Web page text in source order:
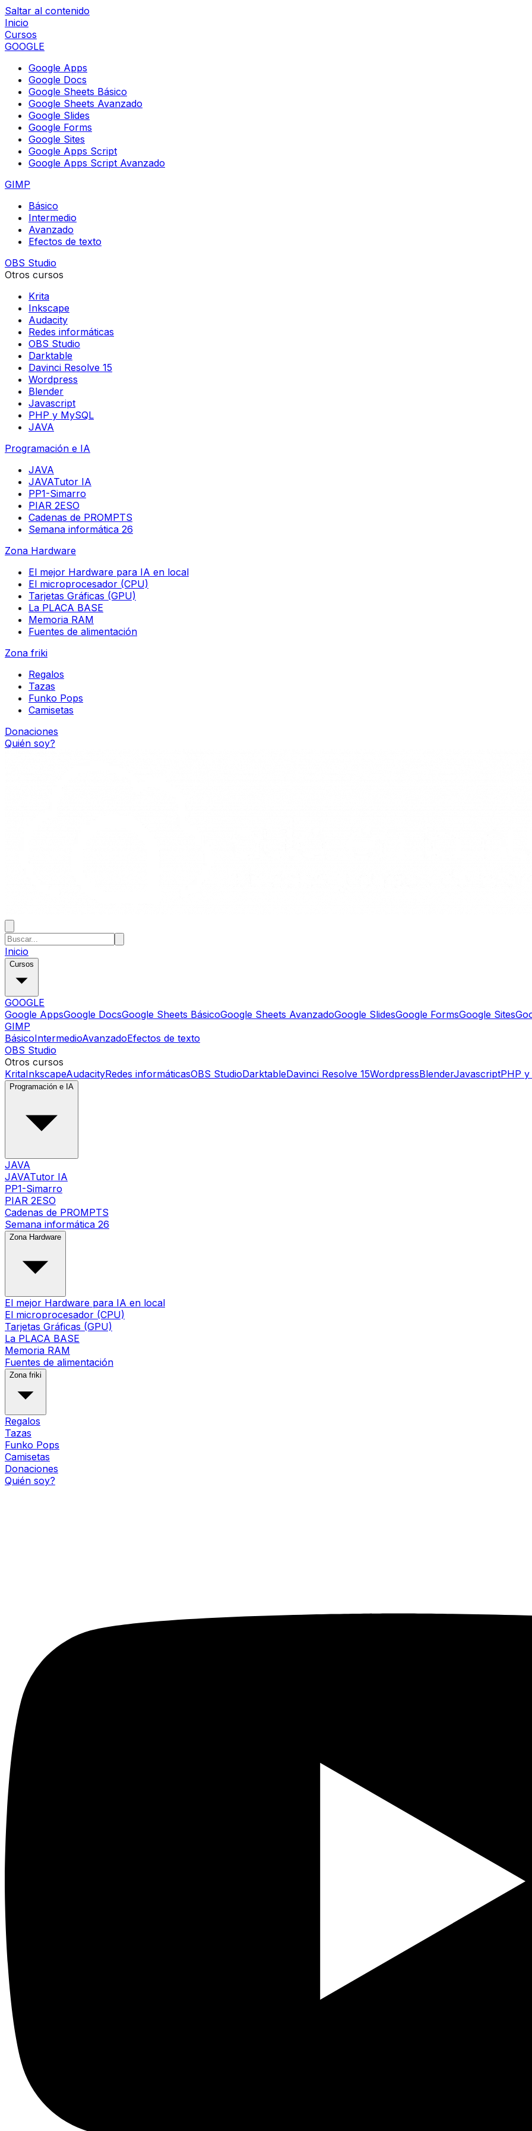
Saltar al contenido
Inicio
Cursos
GOOGLE
Google Apps
Google Docs
Google Sheets Básico
Google Sheets Avanzado
Google Slides
Google Forms
Google Sites
Google Apps Script
Google Apps Script Avanzado
GIMP
Básico
Intermedio
Avanzado
Efectos de texto
OBS Studio
Otros cursos
Krita
Inkscape
Audacity
Redes informáticas
OBS Studio
Darktable
Davinci Resolve 15
Wordpress
Blender
Javascript
PHP y MySQL
JAVA
Programación e IA
JAVA
JAVATutor IA
PP1-Simarro
PIAR 2ESO
Cadenas de PROMPTS
Semana informática 26
Zona Hardware
El mejor Hardware para IA en local
El microprocesador (CPU)
Tarjetas Gráficas (GPU)
La PLACA BASE
Memoria RAM
Fuentes de alimentación
Zona friki
Regalos
Tazas
Funko Pops
Camisetas
Donaciones
Quién soy?
Inicio
Cursos
GOOGLE
Google AppsGoogle DocsGoogle Sheets BásicoGoogle Sheets AvanzadoGoogle SlidesGoogle FormsGoogle Sites
GIMP
BásicoIntermedioAvanzadoEfectos de texto
OBS Studio
Otros cursos
KritaInkscapeAudacityRedes informáticasOBS StudioDarktableDavinci Resolve 15WordpressBlenderJavascriptPHP
Programación e IA
JAVA
JAVATutor IA
PP1-Simarro
PIAR 2ESO
Cadenas de PROMPTS
Semana informática 26
Zona Hardware
El mejor Hardware para IA en local
El microprocesador (CPU)
Tarjetas Gráficas (GPU)
La PLACA BASE
Memoria RAM
Fuentes de alimentación
Zona friki
Regalos
Tazas
Funko Pops
Camisetas
Donaciones
Quién soy?